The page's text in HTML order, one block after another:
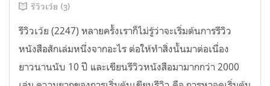
รีวิวเว้ย (3)
รีวิวเว้ย (2247) หลายครั้งเราก็ไม่รู้ว่าจะเริ่มต้นการรีวิว
หนังสือสักเล่มหนึ่งจากอะไร ต่อให้ทำสิ่งนั้นมาต่อเนื่อง
ยาวนานนับ 10 ปี และเขียนรีวิวหนังสือมามากกว่า 2000